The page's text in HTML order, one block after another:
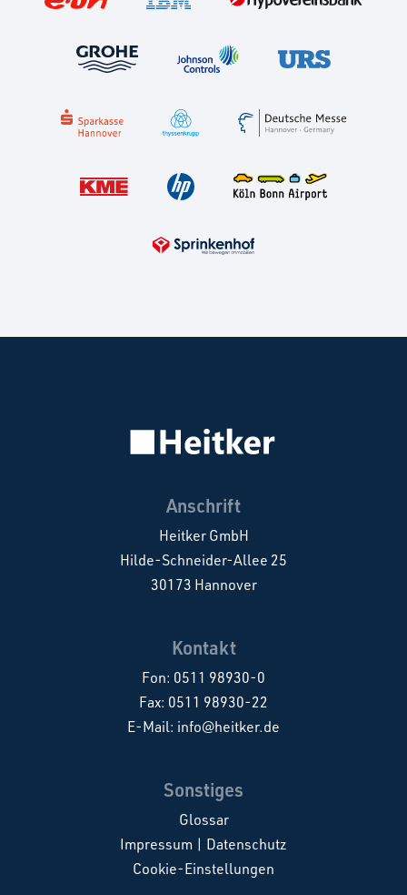
Anschrift
Heitker GmbH
Hilde-Schneider-Allee 25
30173 Hannover
Kontakt
Fon: 0511 98930-0
Fax: 0511 98930-22
E-Mail: info@heitker.de
Sonstiges
Glossar
Impressum | Datenschutz
Cookie-Einstellungen